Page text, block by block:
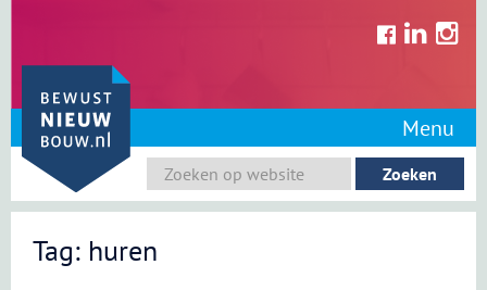
content
Menu
Tag: huren